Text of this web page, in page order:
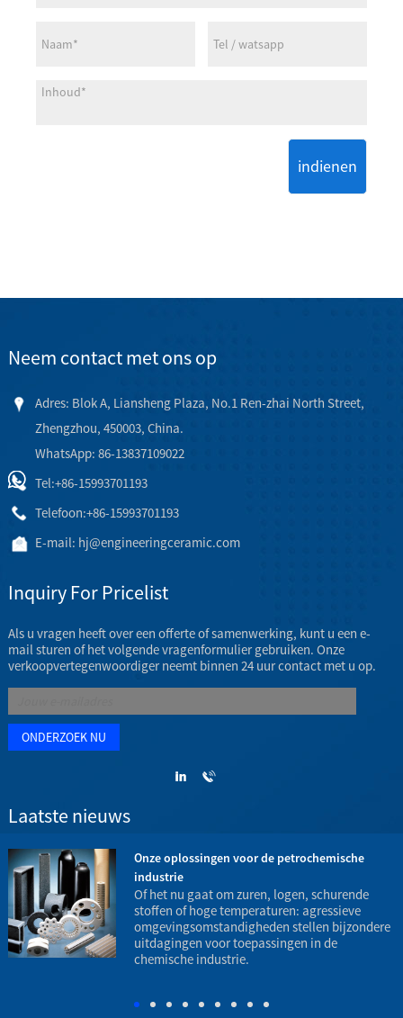
indienen
Neem contact met ons op
Adres: Blok A, Liansheng Plaza, No.1 Ren-zhai North Street,
Zhengzhou, 450003, China.
WhatsApp: 86-13837109022
Tel:+86-15993701193
Telefoon:+86-15993701193
E-mail: hj@engineeringceramic.com
Inquiry For Pricelist
Als u vragen heeft over een offerte of samenwerking, kunt u een e-
mail sturen of het volgende vragenformulier gebruiken. Onze
verkoopvertegenwoordiger neemt binnen 24 uur contact met u op.
Laatste nieuws
Onze oplossingen voor de petrochemische
industrie
Of het nu gaat om zuren, logen, schurende
stoffen of hoge temperaturen: agressieve
omgevingsomstandigheden stellen bijzondere
uitdagingen voor toepassingen in de
chemische industrie.